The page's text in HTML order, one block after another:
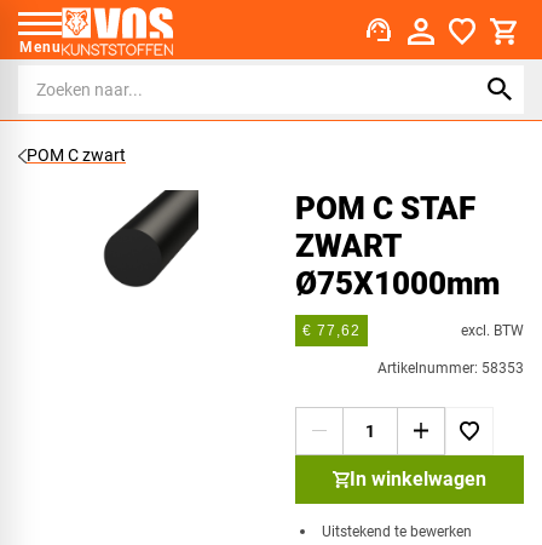
Menu support_agent
POM C zwart
POM C STAF
ZWART
Ø75X1000mm
€ 77,62 excl. BTW
Artikelnummer: 58353
In winkelwagen
Uitstekend te bewerken